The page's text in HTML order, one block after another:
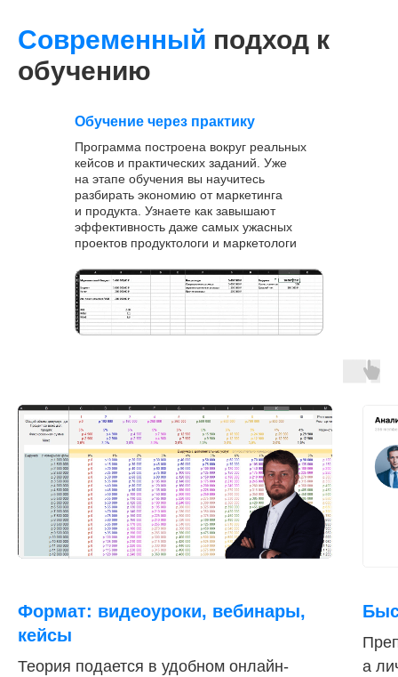
Современный подход к
обучению
Обучение через практику
Программа построена вокруг реальных
кейсов и практических заданий. Уже
на этапе обучения вы научитесь
разбирать экономию от маркетинга
и продукта. Узнаете как завышают
эффективность даже самых ужасных
проектов продуктологи и маркетологи
Формат: видеоуроки, вебинары,
кейсы
Теория подается в удобном онлайн-
а